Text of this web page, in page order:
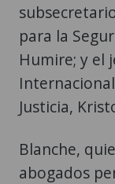
para la
Humire; y el
Justicia,
Blanche,
abogados